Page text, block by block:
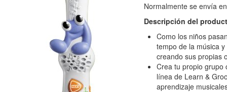
Normalmente se envía
Descripción del
Como los niños
tempo de la música
creando sus propias
Crea tu propio grupo
línea de Learn &
aprendizaje